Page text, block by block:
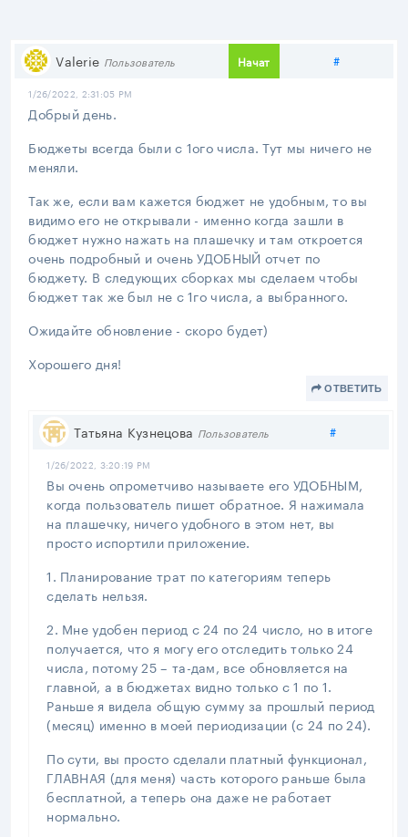
Valerie Пользователь Начат #
1/26/2022, 2:31:05 PM
Добрый день.
Бюджеты всегда были с 1ого числа. Тут мы ничего не
меняли.
Так же, если вам кажется бюджет не удобным, то вы
видимо его не открывали - именно когда зашли в
бюджет нужно нажать на плашечку и там откроется
очень подробный и очень УДОБНЫЙ отчет по
бюджету. В следующих сборках мы сделаем чтобы
бюджет так же был не с 1го числа, а выбранного.
Ожидайте обновление - скоро будет)
Хорошего дня!
ОТВЕТИТЬ
Татьяна Кузнецова Пользователь #
1/26/2022, 3:20:19 PM
Вы очень опрометчиво называете его УДОБНЫМ,
когда пользователь пишет обратное. Я нажимала
на плашечку, ничего удобного в этом нет, вы
просто испортили приложение.
1. Планирование трат по категориям теперь
сделать нельзя.
2. Мне удобен период с 24 по 24 число, но в итоге
получается, что я могу его отследить только 24
числа, потому 25 – та-дам, все обновляется на
главной, а в бюджетах видно только с 1 по 1.
Раньше я видела общую сумму за прошлый период
(месяц) именно в моей периодизации (с 24 по 24).
По сути, вы просто сделали платный функционал,
ГЛАВНАЯ (для меня) часть которого раньше была
бесплатной, а теперь она даже не работает
нормально.